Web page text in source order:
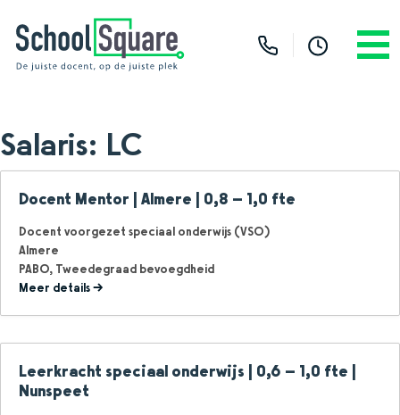
Salaris: LC
Docent Mentor | Almere | 0,8 – 1,0 fte
Docent voorgezet speciaal onderwijs (VSO)
Almere
PABO Tweedegraad bevoegdheid
Meer details
Leerkracht speciaal onderwijs | 0,6 – 1,0 fte |
Nunspeet